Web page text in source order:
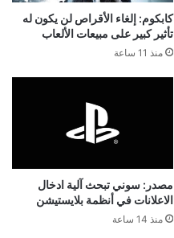
كابكوم: إلغاء الأقراص لن يكون له
تأثير كبير على مبيعات الألعاب
منذ 11 ساعة
مصدر: سوني تبحث آلية ادخال
الاعلانات في أنظمة بلايستيشن
منذ 14 ساعة